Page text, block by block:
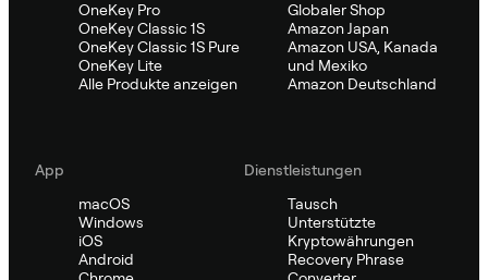
OneKey Pro
OneKey Classic 1S
OneKey Classic 1S Pure
OneKey Lite
Alle Produkte anzeigen
Globaler Shop
Amazon Japan
Amazon USA, Kanada
und Mexiko
Amazon Deutschland
App
macOS
Windows
iOS
Android
Dienstleistungen
Tausch
Unterstützte
Kryptowährungen
Recovery Phrase